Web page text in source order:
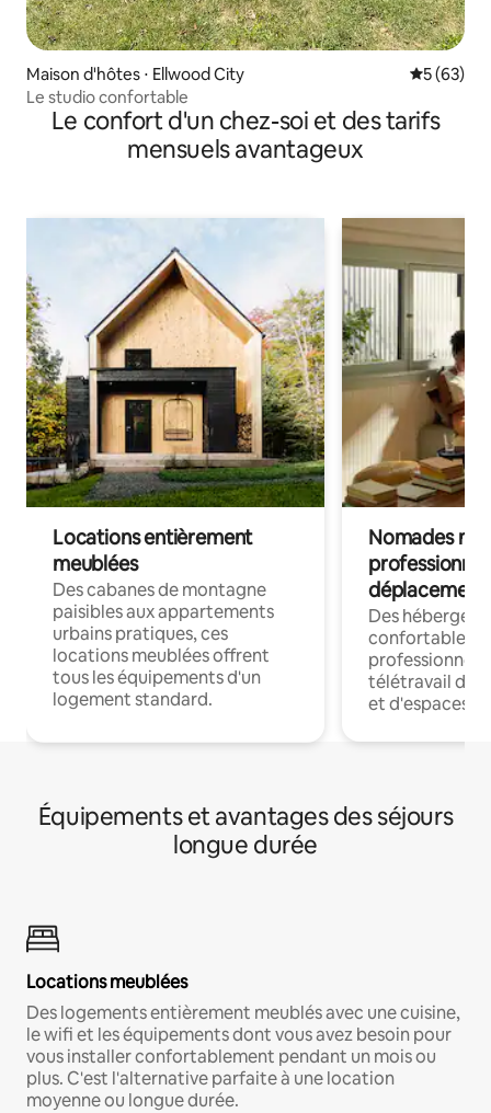
Maison d'hôtes ⋅ Ellwood City
5 (63)
Le studio confortable
Le confort d'un chez-soi et des tarifs
mensuels avantageux
Locations entièrement
meublées
Des cabanes de montagne
paisibles aux appartements
urbains pratiques, ces
locations meublées offrent
tous les équipements d'un
logement standard.
Nomades
déplacement
Des
confortables
professionnels
télétravail
et d'espaces
Équipements et avantages des séjours
longue durée
Locations meublées
Des logements entièrement meublés avec une cuisine,
le wifi et les équipements dont vous avez besoin pour
vous installer confortablement pendant un mois ou
plus. C'est l'alternative parfaite à une location
moyenne ou longue durée.